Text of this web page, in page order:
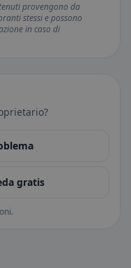
provengono da
stessi e possono
in caso di
gratis